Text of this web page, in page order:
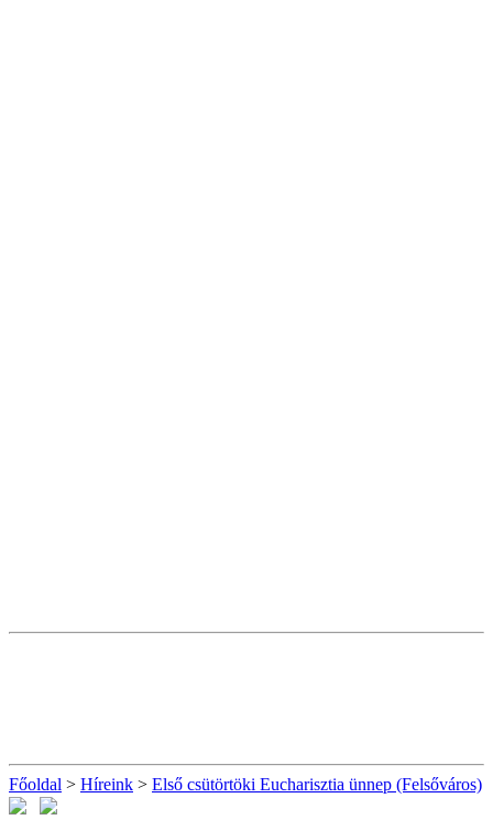
Főoldal > Híreink > Első csütörtöki Eucharisztia ünnep (Felsőváros)